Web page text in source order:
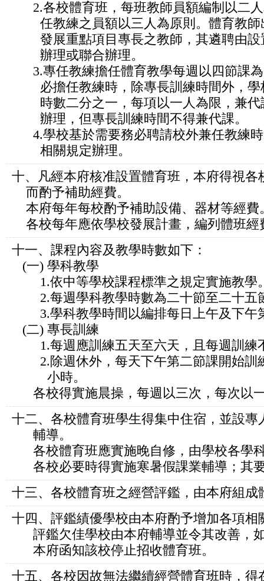
2.各校體育班，每班教師員額編制以二
任教練之員額以三人為原則。體育教師
發展重點項目專長之教師，其遴聘由設
辦理或聯合辦理。
3.專任教練擔任體育教學每週以四節課
必擔任教練時，除專長訓練時間外，學
時數二分之一，每項以一人為限，兼代
辦理，但專長訓練時間不得兼代課。
4.學校基於需要務必聘請校外兼任教練
相關規定辦理。
十、凡經本府核准設置體育班，本府得視
而酌予補助經費。
本府每年每校酌予補助設備、器材等經費
各校每年應依學校發展計畫，編列體班經
十一、課程內容及教學時數如下：
(一) 學科教學
1.依中等學校課程標準之規定實施教學
2.每週學科教學時數為二十節至二十五
3.學科教學時間以編排每日上午及下午
(二) 專長訓練
1.每週應訓練五天至六天，且每週訓練
2.除週休外，每天下午第二節課開始訓
小時。
各校得實施晨操，每週以三次，每次以
十二、各校體育班學生得集中住宿，並設
輔導。
各校體育班應實施晚自修，由學校各學
各校必要時得實施寒暑假課業輔導；其
十三、各校體育班之經營評鑑，由本府組
十四、評鑑績優學校由本府酌予增加各項相
評鑑欠佳學校由本府輔導並令其改善，
本府函知該校停止招收體育班。
十五、各校因故無法繼續經營體育班時，